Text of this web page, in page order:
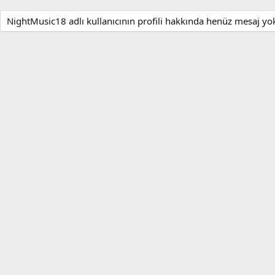
NightMusic18 adlı kullanıcının profili hakkında henüz mesaj